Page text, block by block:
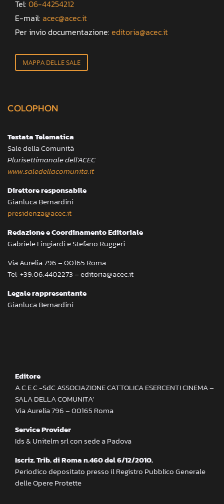
Tel: 06-44254212
E-mail: acec@acec.it
Per invio documentazione: editoria@acec.it
MAPPA DELLE SALE
COLOPHON
Testata Telematica
Sale della Comunità
Plurisettimanale dell’ACEC
www.saledellacomunita.it
Direttore responsabile
Gianluca Bernardini
presidenza@acec.it
Redazione e Coordinamento Editoriale
Gabriele Lingiardi e Stefano Ruggeri
Via Aurelia 796 – 00165 Roma
Tel: +39.06.4402273 – editoria@acec.it
Legale rappresentante
Gianluca Bernardini
Editore
A.C.E.C.-SdC ASSOCIAZIONE CATTOLICA ESERCENTI CINEMA –
SALA DELLA COMUNITA’
Via Aurelia 796 – 00165 Roma
Service Provider
Ids & Unitelm srl con sede a Padova
Iscriz. Trib. di Roma n.460 del 6/12/2010.
Periodico depositato presso il Registro Pubblico Generale
delle Opere Protette